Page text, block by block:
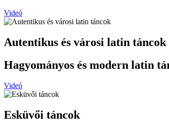
Videó
Autentikus és városi latin táncok
Hagyományos és modern latin
Videó
Esküvői táncok